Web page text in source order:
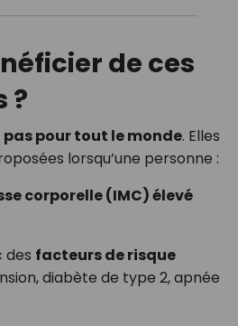
de ces
?
pas pour tout le monde. Elles
lorsqu’une personne :
corporelle (IMC) élevé
des facteurs de risque
diabète de type 2, apnée